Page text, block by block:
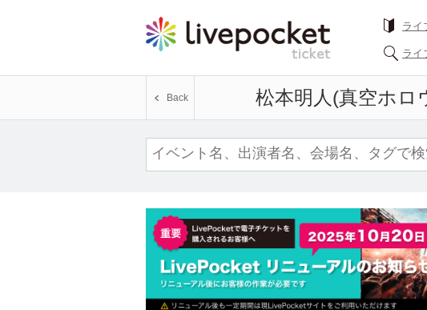
ライ
ライ
松本明人(真空ホロ
Back